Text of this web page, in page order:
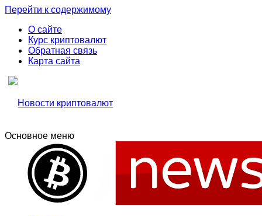
Перейти к содержимому
О сайте
Курс криптовалют
Обратная связь
Карта сайта
Новости криптовалют
Свежие новости криптовалюти, прогнозы, обзоры бирж
Основное меню